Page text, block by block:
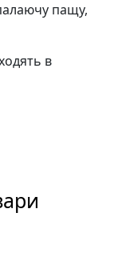
пащу,
в